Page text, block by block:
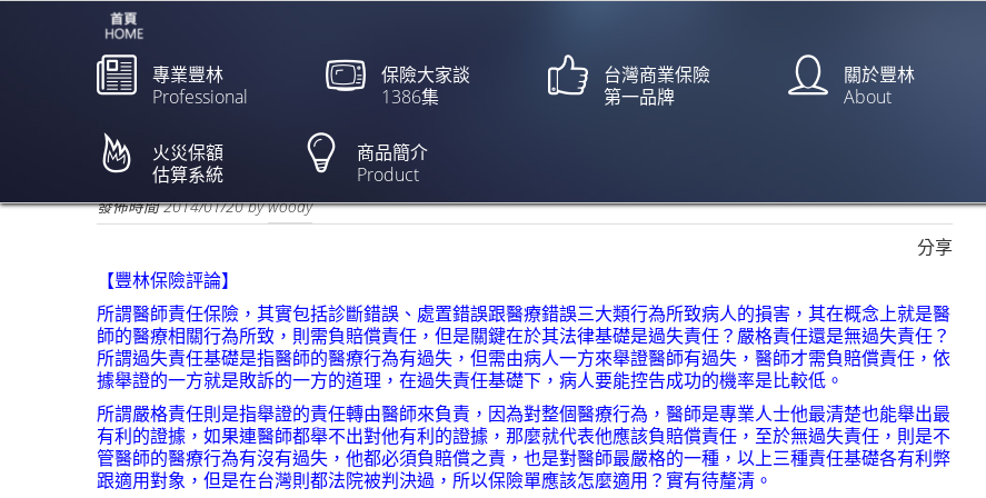
專業豐林
Professional
保險大家談
1386集
台灣商業保險
第一品牌
關於豐林
About
火災保額
估算系統
商品簡介
Product
欲閱讀全文請點上列新聞標題
發佈時間2014/01/20bywoody
分享
【豐林保險評論】
所謂醫師責任保險，其實包括診斷錯誤、處置錯誤跟醫療錯誤三大類行為所致病人的損害，其在概念上就是醫
師的醫療相關行為所致，則需負賠償責任，但是關鍵在於其法律基礎是過失責任？嚴格責任還是無過失責任？
所謂過失責任基礎是指醫師的醫療行為有過失，但需由病人一方來舉證醫師有過失，醫師才需負賠償責任，依
據舉證的一方就是敗訴的一方的道理，在過失責任基礎下，病人要能控告成功的機率是比較低。
所謂嚴格責任則是指舉證的責任轉由醫師來負責，因為對整個醫療行為，醫師是專業人士他最清楚也能舉出最
有利的證據，如果連醫師都舉不出對他有利的證據，那麼就代表他應該負賠償責任，至於無過失責任，則是不
管醫師的醫療行為有沒有過失，他都必須負賠償之責，也是對醫師最嚴格的一種，以上三種責任基礎各有利弊
跟適用對象，但是在台灣則都法院被判決過，所以保險單應該怎麼適用？實有待釐清。